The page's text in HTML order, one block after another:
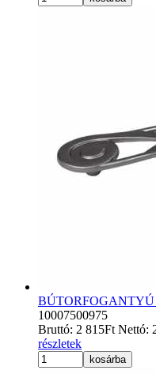
BÚTORFOGANTYÚ
10007500975
Bruttó: 2 815Ft Nettó:
részletek
kosárba